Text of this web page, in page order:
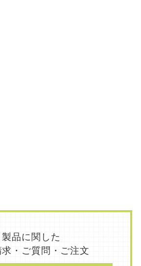
製品に関した
・ご質問・ご注文